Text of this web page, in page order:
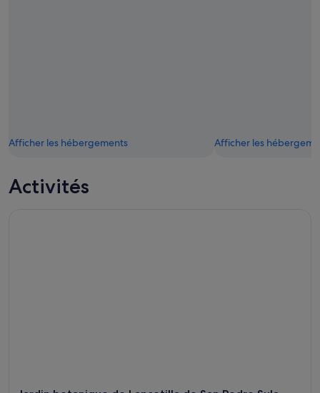
Afficher les hébergements Afficher les
Activités